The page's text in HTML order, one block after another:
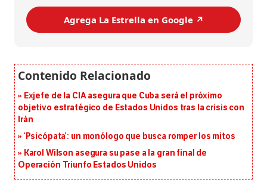
Agrega La Estrella en Google ↗️
Exjefe de la CIA asegura que Cuba será el próximo
objetivo estratégico de Estados Unidos tras la crisis con
Irán
‘Psicópata’: un monólogo que busca romper los mitos
Karol Wilson asegura su pase a la gran final de
Operación Triunfo Estados Unidos